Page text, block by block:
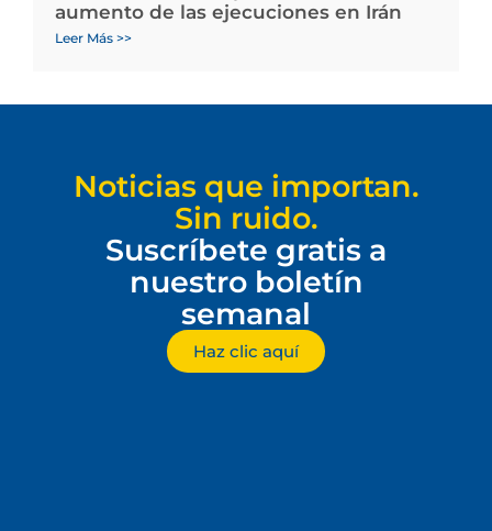
aumento de las ejecuciones en Irán
Leer Más >>
Noticias que importan.
Sin ruido.
Suscríbete gratis a
nuestro boletín
semanal
Haz clic aquí